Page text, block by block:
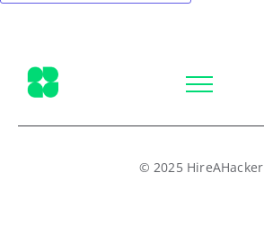
© 2025 HireAHacker